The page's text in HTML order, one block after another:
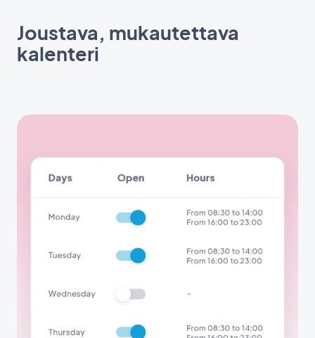
Joustava, mukautettava
kalenteri